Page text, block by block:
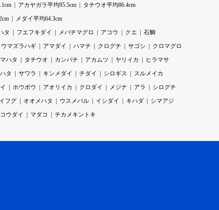
アカヤガラ平均95.5cm
タチウオ平均86.4cm
メダイ平均64.3cm
タ
フエフキダイ メバチマグロ アコウ クエ
石鯛
ウマズラハギ
アマダイ ハマチ クログチ サゴシ
クロマグロ
マハタ
タチウオ カンパチ アカムツ ヤリイカ
ヒラマサ
タ
サワラ キンメダイ チダイ シロギス
スルメイカ
ホウボウ アオリイカ クロダイ メジナ アラ
シログチ
フグ
オオメハタ ウスメバル イシダイ キハダ
シマアジ
ウダイ
マダコ チカメキントキ